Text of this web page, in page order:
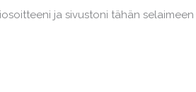
ja sivustoni tähän